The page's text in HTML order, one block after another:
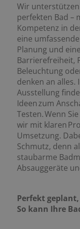
Wir unterstützen
perfekten Bad –
Kompetenz in
eine
Planung und
Barrierefreiheit,
Beleuchtung
denken an alles.
Ausstellung
Ideen zum
Testen. Wenn
wir mit klaren
Umsetzung.
Schmutz, denn
staubarme
Absauggeräte
Perfekt
So kann Ihre